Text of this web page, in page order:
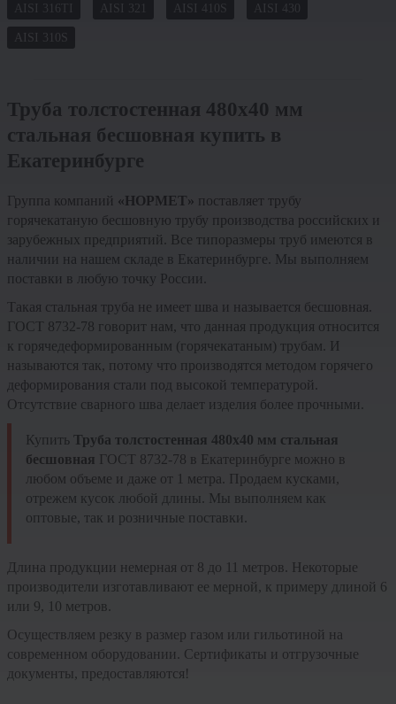
AISI 316TI AISI 321 AISI 410S AISI 430
AISI 310S
Труба толстостенная 480х40 мм
стальная бесшовная купить в
Екатеринбурге
Группа компаний «НОРМЕТ» поставляет трубу
горячекатаную бесшовную трубу производства российских и
зарубежных предприятий. Все типоразмеры труб имеются в
наличии на нашем складе в Екатеринбурге. Мы выполняем
поставки в любую точку России.
Такая стальная труба не имеет шва и называется бесшовная.
ГОСТ 8732-78 говорит нам, что данная продукция относится
к горячедеформированным (горячекатаным) трубам. И
называются так, потому что производятся методом горячего
деформирования стали под высокой температурой.
Отсутствие сварного шва делает изделия более прочными.
Купить Труба толстостенная 480х40 мм стальная
бесшовная ГОСТ 8732-78 в Екатеринбурге можно в
любом объеме и даже от 1 метра. Продаем кусками,
отрежем кусок любой длины. Мы выполняем как
оптовые, так и розничные поставки.
Длина продукции немерная от 8 до 11 метров. Некоторые
производители изготавливают ее мерной, к примеру длиной 6
или 9, 10 метров.
Осуществляем резку в размер газом или гильотиной на
современном оборудовании. Сертификаты и отгрузочные
документы, предоставляются!